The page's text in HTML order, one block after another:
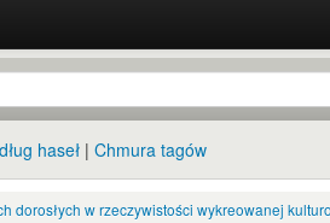
haseł Chmura tagów
dorosłych w rzeczywistości wykreowanej